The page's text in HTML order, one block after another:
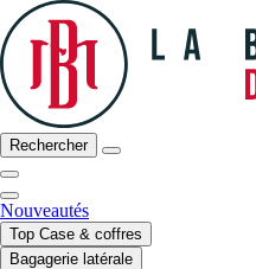
Rechercher
Nouveautés
Top Case & coffres
Bagagerie latérale